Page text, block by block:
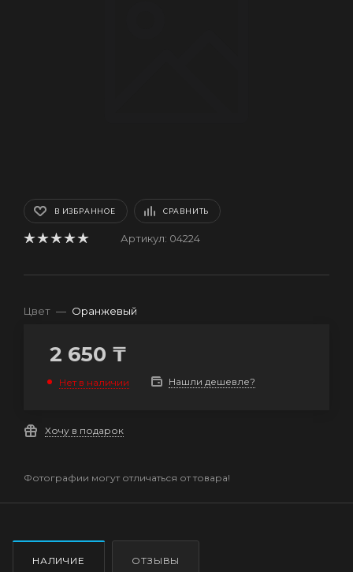
В ИЗБРАННОЕ СРАВНИТЬ
Артикул: 04224
Цвет — Оранжевый
2 650 ₸
Нет в наличии Нашли дешевле?
Хочу в подарок
Фотографии могут отличаться от товара!
НАЛИЧИЕ ОТЗЫВЫ